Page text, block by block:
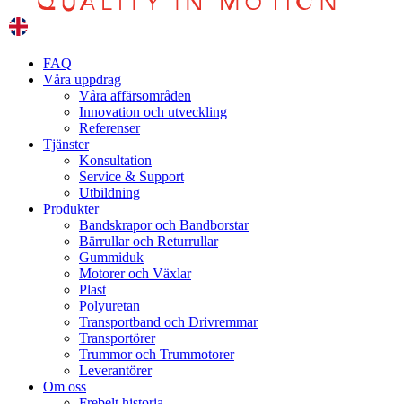
FAQ
Våra uppdrag
Våra affärsområden
Innovation och utveckling
Referenser
Tjänster
Konsultation
Service & Support
Utbildning
Produkter
Bandskrapor och Bandborstar
Bärrullar och Returrullar
Gummiduk
Motorer och Växlar
Plast
Polyuretan
Transportband och Drivremmar
Transportörer
Trummor och Trummotorer
Leverantörer
Om oss